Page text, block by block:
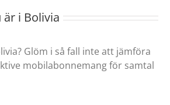
i Bolivia
Glöm i så fall inte att jämföra
mobilabonnemang för samtal